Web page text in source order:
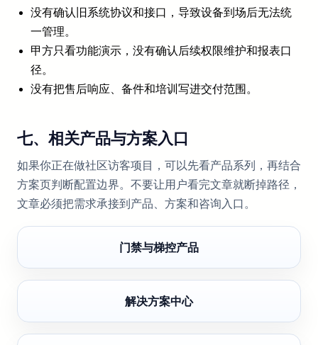
没有确认旧系统协议和接口，导致设备到场后无法统
一管理。
甲方只看功能演示，没有确认后续权限维护和报表口
径。
没有把售后响应、备件和培训写进交付范围。
七、相关产品与方案入口
如果你正在做社区访客项目，可以先看产品系列，再结合
方案页判断配置边界。不要让用户看完文章就断掉路径，
文章必须把需求承接到产品、方案和咨询入口。
门禁与梯控产品
解决方案中心